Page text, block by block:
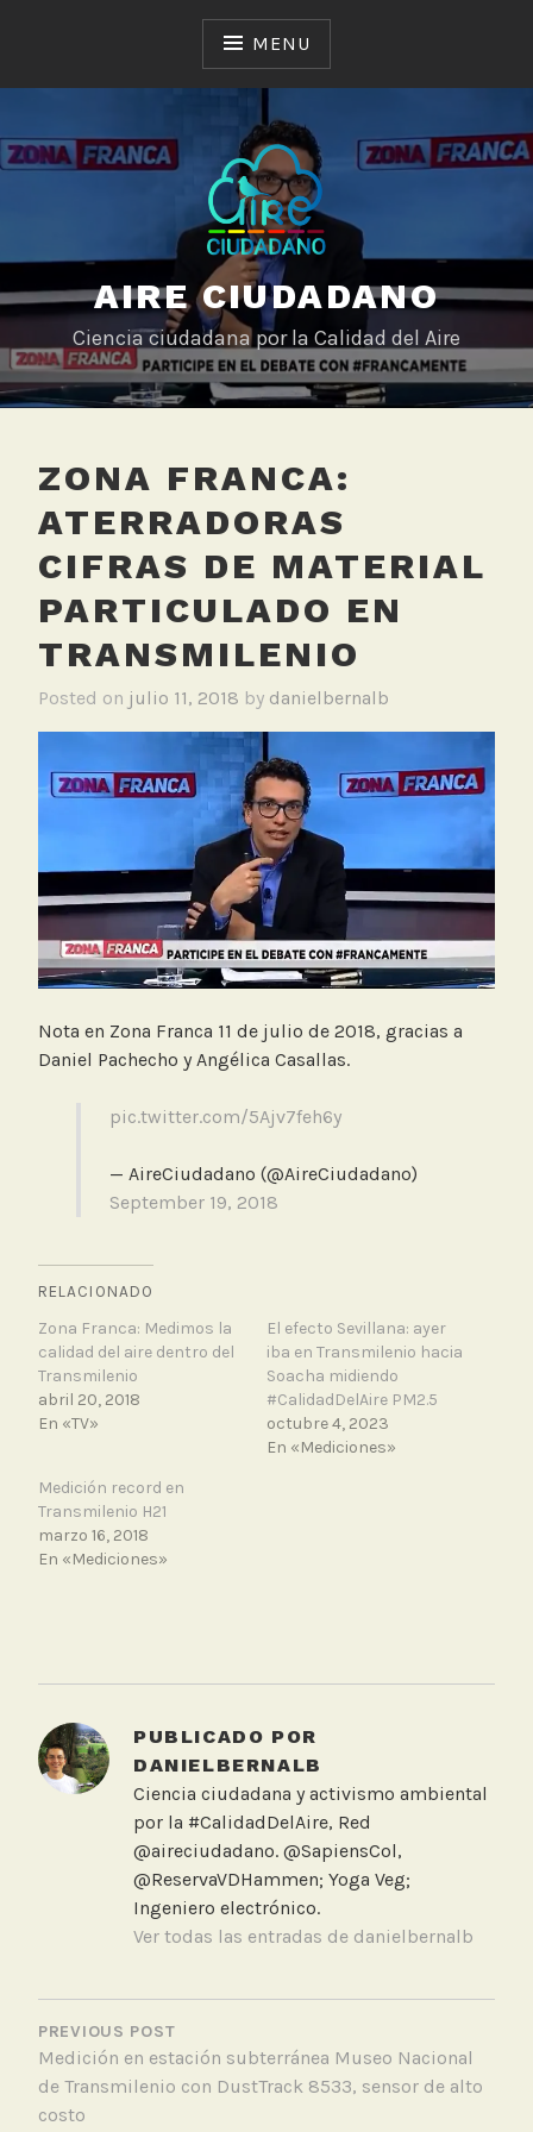
MENU
AIRE CIUDADANO
Ciencia ciudadana por la Calidad del Aire
ZONA FRANCA:
ATERRADORAS
CIFRAS DE MATERIAL
PARTICULADO EN
TRANSMILENIO
Posted on julio 11, 2018 by danielbernalb
Nota en Zona Franca 11 de julio de 2018, gracias a
Daniel Pachecho y Angélica Casallas.
pic.twitter.com/5Ajv7feh6y
— AireCiudadano (@AireCiudadano)
September 19, 2018
RELACIONADO
Zona Franca: Medimos la
calidad del aire dentro del
Transmilenio
abril 20, 2018
En «TV»
El efecto Sevillana: ayer
iba en Transmilenio hacia
Soacha midiendo
#CalidadDelAire PM2.5
octubre 4, 2023
En «Mediciones»
Medición record en
Transmilenio H21
marzo 16, 2018
En «Mediciones»
e
d
e
A
i
r
PUBLICADO POR
DANIELBERNALB
Ciencia ciudadana y activismo ambiental
por la #CalidadDelAire, Red
@aireciudadano. @SapiensCol,
@ReservaVDHammen; Yoga Veg;
Ingeniero electrónico.
Ver todas las entradas de danielbernalb
NAVEGACIÓN
DE
ENTRADAS
PREVIOUS POST
Medición en estación subterránea Museo Nacional
de Transmilenio con DustTrack 8533, sensor de alto
costo